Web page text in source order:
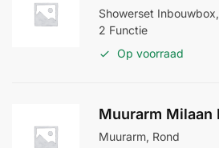
Showerset
2 Functie
Op voorraad
Muurarm Milaan
Muurarm, Rond